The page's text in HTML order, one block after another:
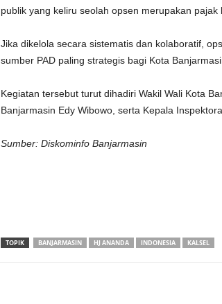
publik yang keliru seolah opsen merupakan pajak
Jika dikelola secara sistematis dan kolaboratif,
sumber PAD paling strategis bagi Kota
Kegiatan tersebut turut dihadiri Wakil Wali Kota
Banjarmasin Edy Wibowo, serta Kepala
Sumber: Diskominfo Banjarmasin
TOPIK BANJARMASIN HJ ANANDA INDONESIA KALSEL